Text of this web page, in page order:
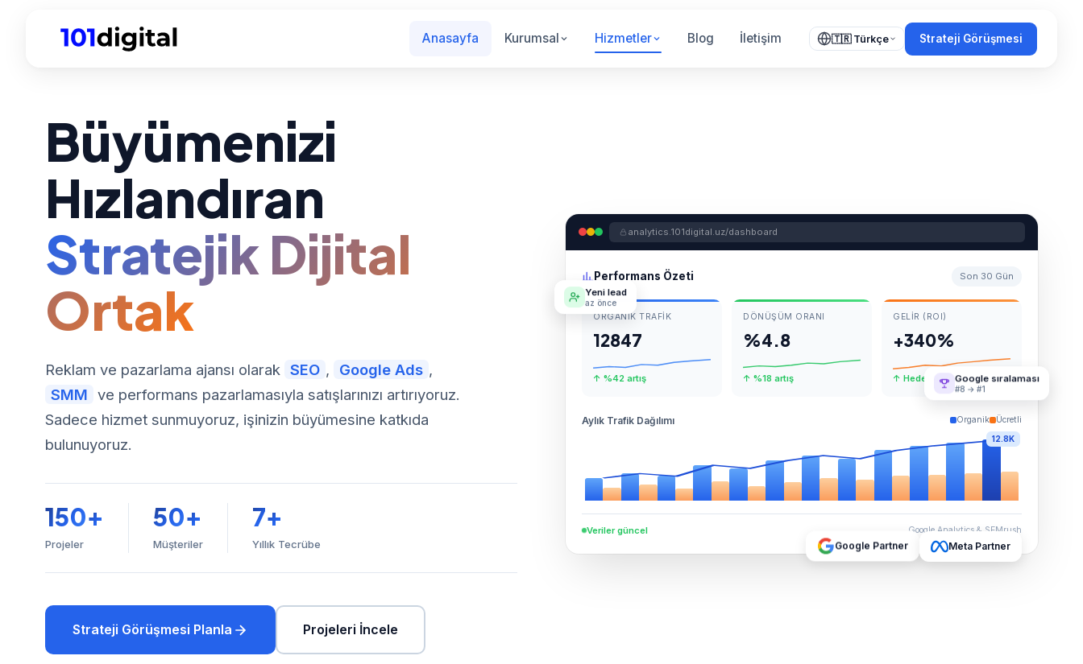
Anasayfa Kurumsal Hizmetler Blog İletişim 🇹🇷 Türkçe Strateji Görüşmesi
Büyümenizi
Hızlandıran
Stratejik Dijital
Ortak
Reklam ve pazarlama ajansı olarak SEO , Google Ads ,
SMM ve performans pazarlamasıyla satışlarınızı artırıyoruz.
Sadece hizmet sunmuyoruz, işinizin büyümesine katkıda
bulunuyoruz.
150+
Projeler
50+
Müşteriler
7+
Yıllık Tecrübe
Strateji Görüşmesi Planla Projeleri İncele
analytics.101digital.uz/dashboard
Performans Özeti Son 30 Gün
ORGANIK TRAFIK
12847
↑ %42 artış
DÖNÜŞÜM ORANI
%4.8
↑ %18 artış
GELIR (ROI)
+340%
↑ Hedef aşıldı
Aylık Trafik Dağılımı Organik Ücretli
12.8K
Veriler güncel Google Analytics & SEMrush
Yeni lead
az önce
Google sıralaması
#8 → #1
Google Partner Meta Partner